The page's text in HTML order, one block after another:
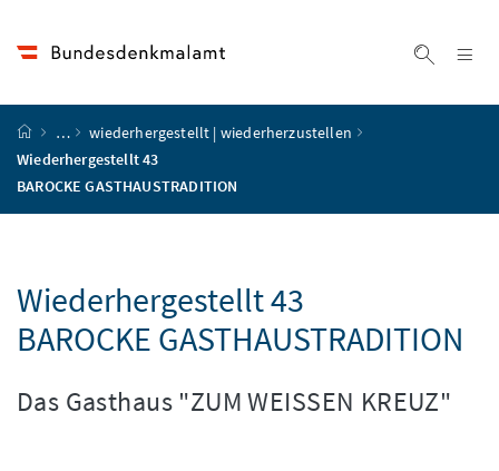
Startseite
…
wiederhergestellt | wiederherzustellen
Wiederhergestellt 43
BAROCKE GASTHAUSTRADITION
Wiederhergestellt 43
BAROCKE GASTHAUSTRADITION
Das Gasthaus "ZUM WEISSEN KREUZ"